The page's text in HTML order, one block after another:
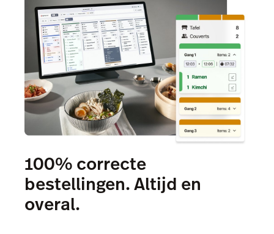
100% correcte
bestellingen. Altijd en
overal.